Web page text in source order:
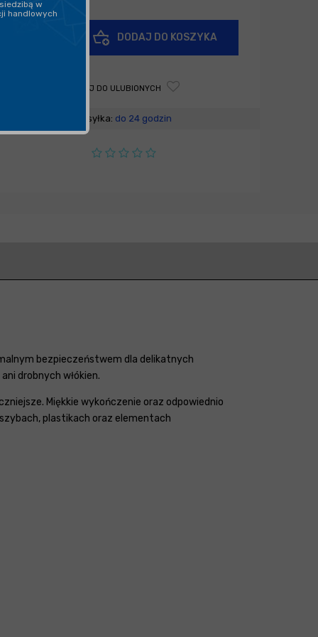
DODAJ DO KOSZYKA
DODAJ DO ULUBIONYCH
Wysyłka: do 24 godzin
bezpieczeństwem dla delikatnych
drobnych włókien.
Miękkie wykończenie oraz odpowiednio
plastikach oraz elementach
w
handlowych